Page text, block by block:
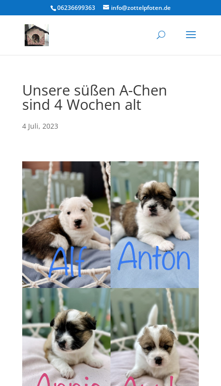
06236699363 info@zottelpfoten.de
Unsere süßen A-Chen
sind 4 Wochen alt
4 Juli, 2023